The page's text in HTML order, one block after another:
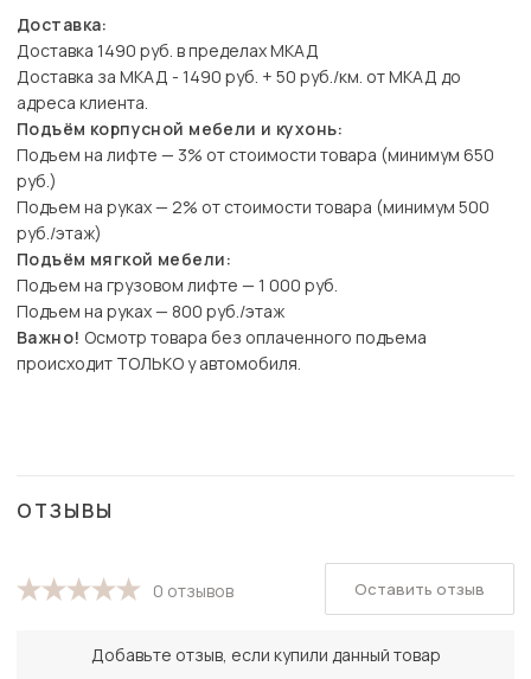
Доставка:
Доставка 1490 руб. в пределах МКАД
Доставка за МКАД - 1490 руб. + 50 руб./км. от МКАД до
адреса клиента.
Подъём корпусной мебели и кухонь:
Подъем на лифте — 3% от стоимости товара (минимум 650
руб.)
Подъем на руках — 2% от стоимости товара (минимум 500
руб./этаж)
Подъём мягкой мебели:
Подъем на грузовом лифте — 1 000 руб.
Подъем на руках — 800 руб./этаж
Важно! Осмотр товара без оплаченного подъема
происходит ТОЛЬКО у автомобиля.
ОТЗЫВЫ
0 отзывов
Добавьте отзыв, если купили данный товар
Оставить отзыв